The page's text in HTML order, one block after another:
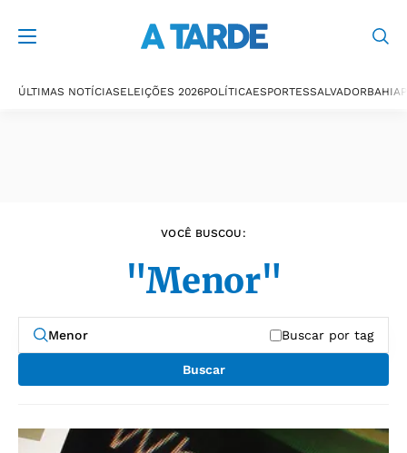
ÚLTIMAS NOTÍCIASELEIÇÕES 2026POLÍTICAESPORTESSALVADORBAHIA
VOCÊ BUSCOU:
"Menor"
Buscar por tag
Buscar